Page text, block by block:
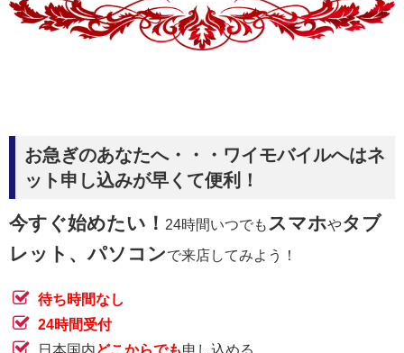
お急ぎのあなたへ・・・ワイモバイルへはネ
ット申し込みが早くて便利！
今すぐ始めたい！ 24時間いつでもスマホやタブ
レット、パソコンで来店してみよう！
待ち時間なし
24時間受付